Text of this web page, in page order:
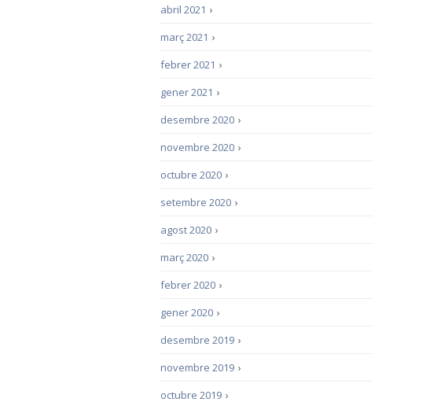
›
abril 2021
›
març 2021
›
febrer 2021
›
gener 2021
›
desembre 2020
›
novembre 2020
›
octubre 2020
›
setembre 2020
›
agost 2020
›
març 2020
›
febrer 2020
›
gener 2020
›
desembre 2019
›
novembre 2019
›
octubre 2019